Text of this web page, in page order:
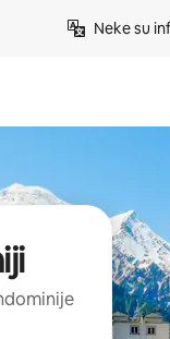
Neke su